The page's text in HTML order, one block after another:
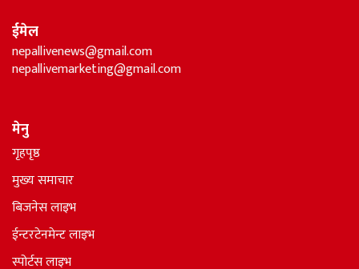
ईमेल
nepallivenews@gmail.com
nepallivemarketing@gmail.com
मेनु
गृहपृष्ठ
मुख्य समाचार
बिजनेस लाइभ
ईन्टरटेनमेन्ट लाइभ
स्पोर्टस लाइभ